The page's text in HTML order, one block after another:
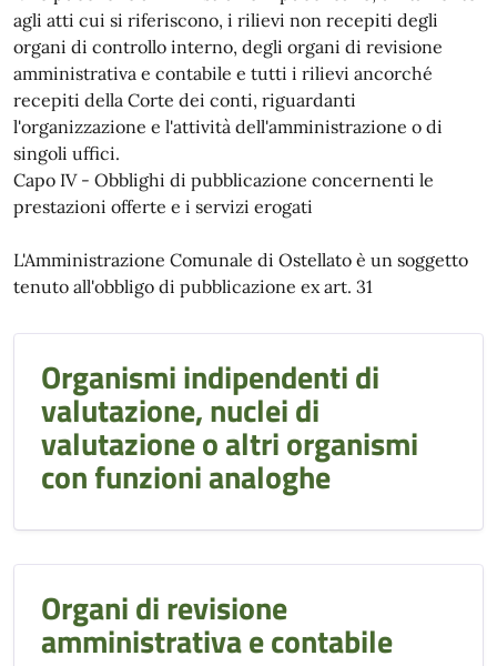
agli atti cui si riferiscono, i rilievi non recepiti degli
organi di controllo interno, degli organi di revisione
amministrativa e contabile e tutti i rilievi ancorché
recepiti della Corte dei conti, riguardanti
l'organizzazione e l'attività dell'amministrazione o di
singoli uffici.
Capo IV - Obblighi di pubblicazione concernenti le
prestazioni offerte e i servizi erogati
L'Amministrazione Comunale di Ostellato è un soggetto
tenuto all'obbligo di pubblicazione ex art. 31
Organismi indipendenti di
valutazione, nuclei di
valutazione o altri organismi
con funzioni analoghe
Organi di revisione
amministrativa e contabile